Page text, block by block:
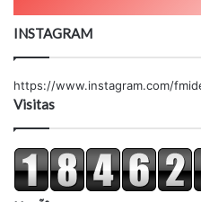
INSTAGRAM
https://www.instagram.com/
Visitas